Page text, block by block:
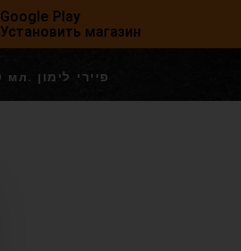
Google Play
Установить магазин
Фейри Лимон 500 мл. פיירי לימון